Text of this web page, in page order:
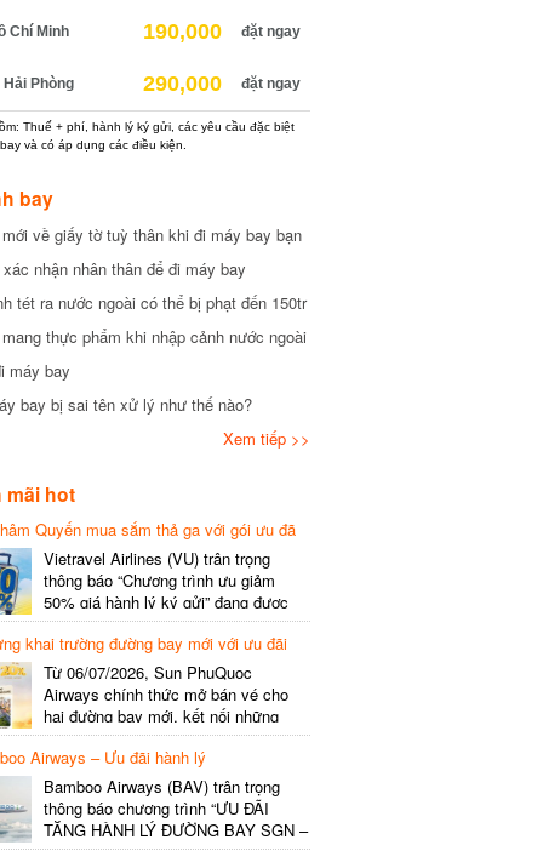
Chí Minh 190,000 đặt ngay
Phòng 290,000 đặt ngay
Thuế + phí, hành lý ký gửi, các yêu cầu đặc biệt
và có áp dụng các điều kiện.
bay
về giấy tờ tuỳ thân khi đi máy bay bạn
nhận nhân thân để đi máy bay
tét ra nước ngoài có thể bị phạt đến 150tr
thực phẩm khi nhập cảnh nước ngoài
bay
bay bị sai tên xử lý như thế nào?
Xem tiếp >>
hot
Quyến mua sắm thả ga với gói ưu đã
gói cước
Vietravel Airlines (VU) trân trọng
thông báo “Chương trình ưu giảm
50% giá hành lý ký gửi” đang được
triển khai cho đường bay quốc tế mới
kết nối từ TP. Hồ Chí Minh
(SGN) đi Thâm Quyến – Trung Quốc
(SZX), chi tiết như sau: LỊCH BAY
CHI TIẾT Đường bay SHCB Giờ khởi
hành Giờ đến Tần suất…
khai trường đường bay mới với ưu đãi
Từ 06/07/2026, Sun PhuQuoc
Airways chính thức mở bán vé cho
hai đường bay mới, kết nối những
điểm đến giàu trải nghiệm, giúp hành
khách khám phá vẻ đẹp thiên nhiên
và văn hóa của miền Trung Việt Nam.
Thông tin đường bay mới Đường bay
SHCB Giờ bay Tần suất Thời gian
Airways – Ưu đãi hành lý
Bamboo Airways (BAV) trân trọng
thông báo chương trình “ƯU ĐÃI
TẶNG HÀNH LÝ ĐƯỜNG BAY SGN –